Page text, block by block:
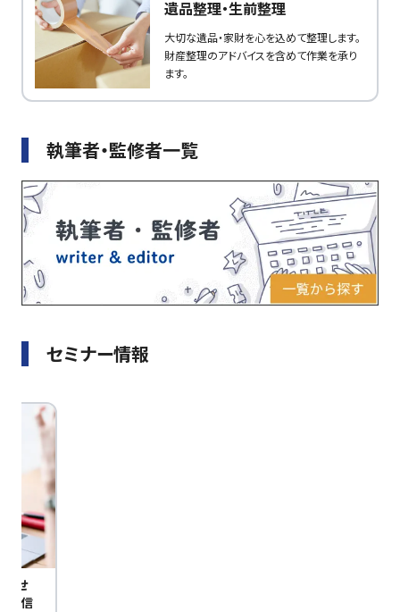
遺品整理・生前整理
大切な遺品・家財を心を込めて整理します。
財産整理のアドバイスを含めて作業を承り
ます。
執筆者・監修者一覧
セミナー情報
ませ
配信